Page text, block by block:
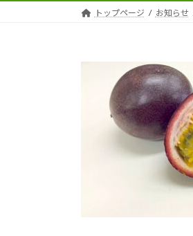
トップページ お知らせ